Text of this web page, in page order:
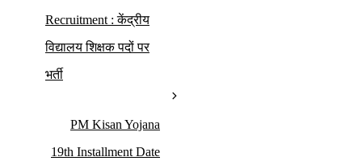
Recruitment : केंद्रीय
विद्यालय शिक्षक पदों पर
भर्ती
PM Kisan Yojana
19th Installment Date